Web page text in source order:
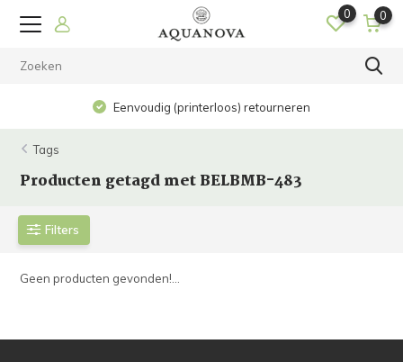
0 0
Eenvoudig (printerloos) retourneren
Tags
Producten getagd met BELBMB-483
Filters
Geen producten gevonden!...